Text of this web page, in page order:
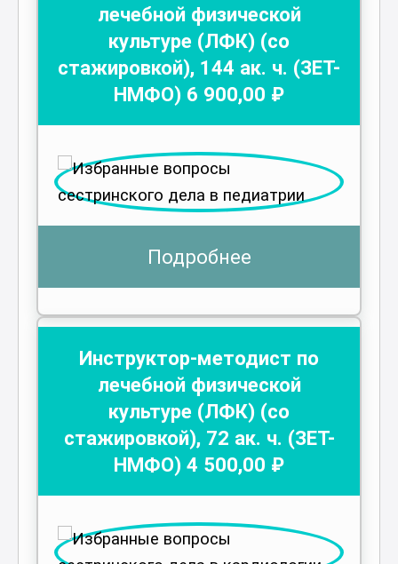
лечебной физической
культуре (ЛФК) (со
стажировкой), 144 ак. ч. (ЗЕТ-
НМФО) 6 900,00 ₽
Подробнее
Инструктор-методист по
лечебной физической
культуре (ЛФК) (со
стажировкой), 72 ак. ч. (ЗЕТ-
НМФО) 4 500,00 ₽